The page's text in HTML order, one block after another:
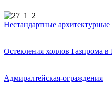
Нестандартные архитектурные
Остекления холлов Газпрома
Адмиралтейская-ограждения